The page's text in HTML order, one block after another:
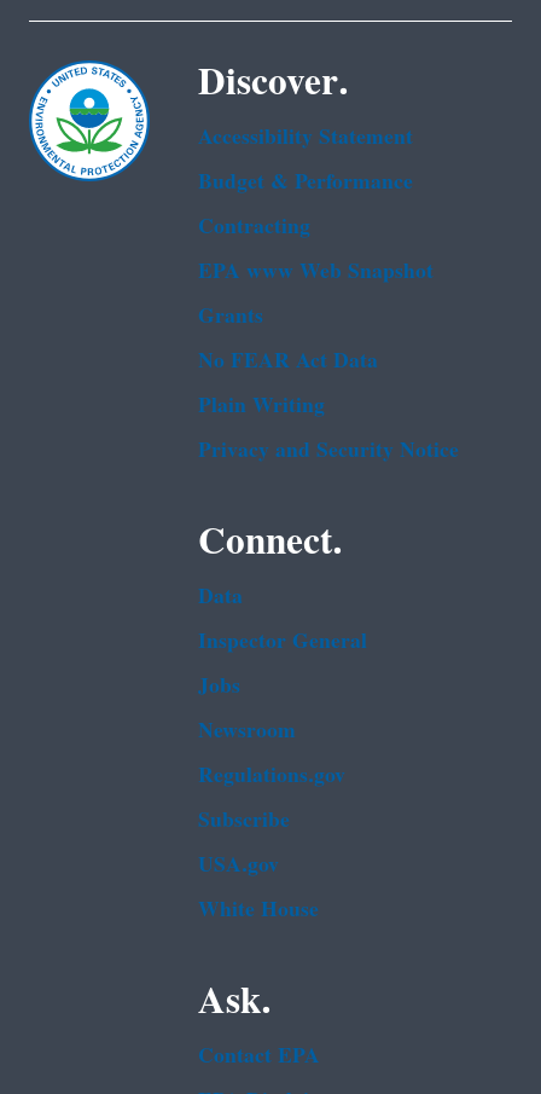
Discover.
Accessibility Statement
Budget & Performance
Contracting
EPA www Web Snapshot
Grants
No FEAR Act Data
Plain Writing
Privacy and Security Notice
Connect.
Data
Inspector General
Jobs
Newsroom
Regulations.gov
Subscribe
USA.gov
White House
Ask.
Contact EPA